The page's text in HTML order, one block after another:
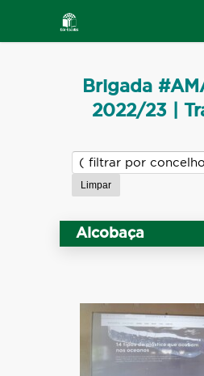
Brigada
2022/23 |
( filtrar por
Limpar
Alcobaça